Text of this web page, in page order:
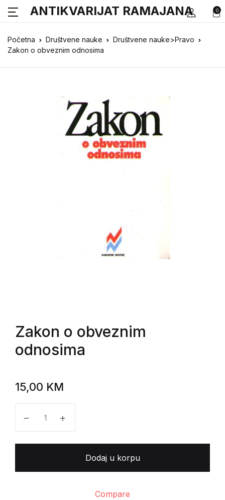
0
ANTIKVARIJAT RAMAJANA
Početna Društvene nauke
Društvene nauke>Pravo
Zakon o obveznim odnosima
Zakon o obveznim
odnosima
15,00 KM
Dodaj u korpu
Compare